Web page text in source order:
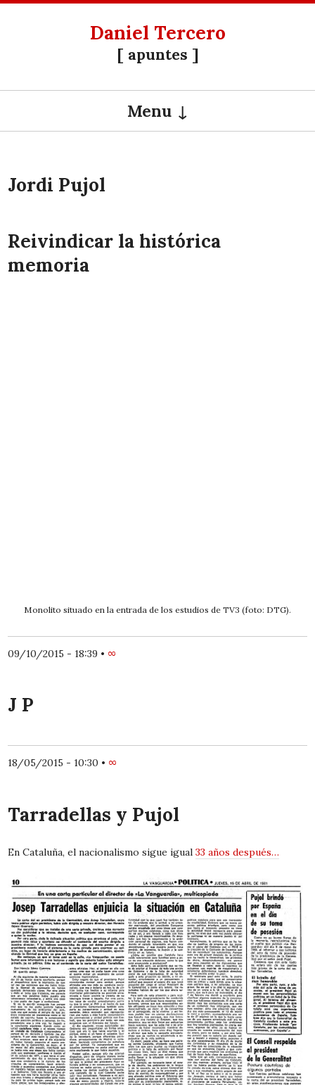
Daniel Tercero
[ apuntes ]
Menu
Jordi Pujol
Reivindicar la histórica
memoria
Monolito situado en la entrada de los estudios de TV3 (foto: DTG).
09/10/2015 - 18:39 • ∞
J P
18/05/2015 - 10:30 • ∞
Tarradellas y Pujol
En Cataluña, el nacionalismo sigue igual33 años después…